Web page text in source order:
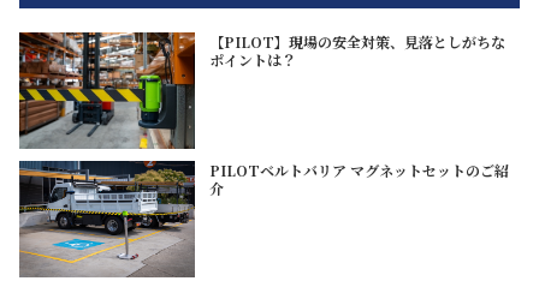
【PILOT】現場の安全対策、見落としがちな
ポイントは？
PILOTベルトバリア マグネットセットのご紹
介